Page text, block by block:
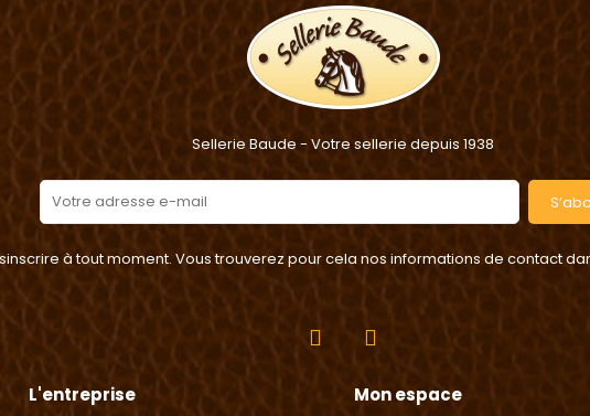
Sellerie Baude - Votre sellerie depuis 1938
à tout moment. Vous trouverez pour cela nos informations de contact
L'entreprise Mon espace